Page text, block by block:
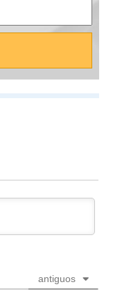
antiguos